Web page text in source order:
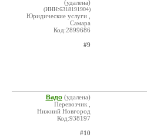
(удалена)
(ИНН:6318191904)
Юридические услуги ,
Самара
Код:2899686
#9
Вадо (удалена)
Перевозчик ,
Нижний Новгород
Код:938197
#10